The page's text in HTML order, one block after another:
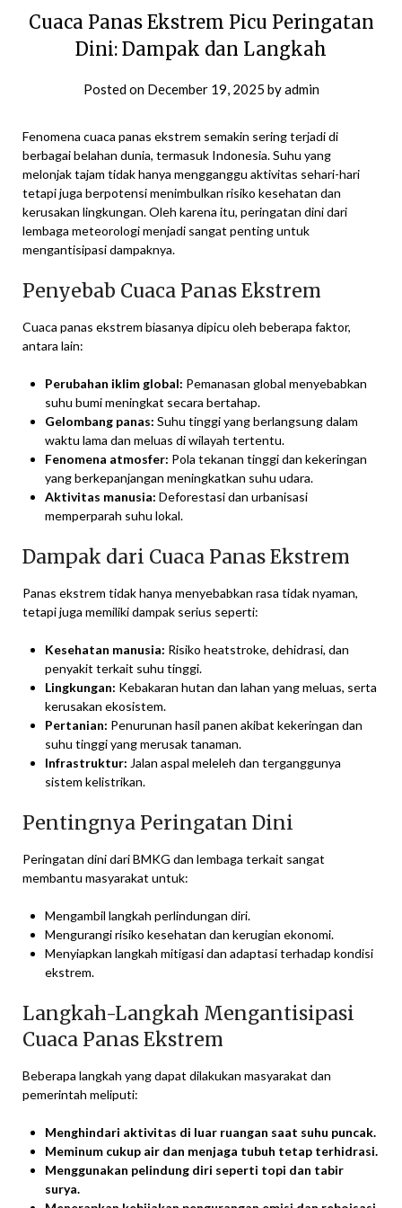
Cuaca Panas Ekstrem Picu Peringatan
Dini: Dampak dan Langkah
Posted on December 19, 2025 byadmin
Fenomena cuaca panas ekstrem semakin sering terjadi di
berbagai belahan dunia, termasuk Indonesia. Suhu yang
melonjak tajam tidak hanya mengganggu aktivitas sehari-hari
tetapi juga berpotensi menimbulkan risiko kesehatan dan
kerusakan lingkungan. Oleh karena itu, peringatan dini dari
lembaga meteorologi menjadi sangat penting untuk
mengantisipasi dampaknya.
Penyebab Cuaca Panas Ekstrem
Cuaca panas ekstrem biasanya dipicu oleh beberapa faktor,
antara lain:
Perubahan iklim global: Pemanasan global menyebabkan
suhu bumi meningkat secara bertahap.
Gelombang panas: Suhu tinggi yang berlangsung dalam
waktu lama dan meluas di wilayah tertentu.
Fenomena atmosfer: Pola tekanan tinggi dan kekeringan
yang berkepanjangan meningkatkan suhu udara.
Aktivitas manusia: Deforestasi dan urbanisasi
memperparah suhu lokal.
Dampak dari Cuaca Panas Ekstrem
Panas ekstrem tidak hanya menyebabkan rasa tidak nyaman,
tetapi juga memiliki dampak serius seperti:
Kesehatan manusia: Risiko heatstroke, dehidrasi, dan
penyakit terkait suhu tinggi.
Lingkungan: Kebakaran hutan dan lahan yang meluas, serta
kerusakan ekosistem.
Pertanian: Penurunan hasil panen akibat kekeringan dan
suhu tinggi yang merusak tanaman.
Infrastruktur: Jalan aspal meleleh dan terganggunya
sistem kelistrikan.
Pentingnya Peringatan Dini
Peringatan dini dari BMKG dan lembaga terkait sangat
membantu masyarakat untuk:
Mengambil langkah perlindungan diri.
Mengurangi risiko kesehatan dan kerugian ekonomi.
Menyiapkan langkah mitigasi dan adaptasi terhadap kondisi
ekstrem.
Langkah-Langkah Mengantisipasi
Cuaca Panas Ekstrem
Beberapa langkah yang dapat dilakukan masyarakat dan
pemerintah meliputi:
Menghindari aktivitas di luar ruangan saat suhu puncak.
Meminum cukup air dan menjaga tubuh tetap terhidrasi.
Menggunakan pelindung diri seperti topi dan tabir
surya.